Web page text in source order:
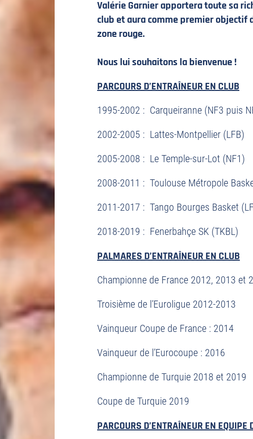
Valérie Garnier apportera toute sa
club et aura comme premier objectif
zone rouge.
Nous lui souhaitons la bienvenue !
PARCOURS D’ENTRAÎNEUR EN CLUB
1995-2002 : Carqueiranne (NF3 puis
2002-2005 : Lattes-Montpellier (LFB)
2005-2008 : Le Temple-sur-Lot (NF1)
2008-2011 : Toulouse Métropole
2011-2017 : Tango Bourges Basket
2018-2019 : Fenerbahçe SK (TKBL)
PALMARES D’ENTRAÎNEUR EN CLUB
Championne de France 2012, 2013 et
Troisième de l’Euroligue 2012-2013
Vainqueur Coupe de France : 2014
Vainqueur de l’Eurocoupe : 2016
Championne de Turquie 2018 et 2019
Coupe de Turquie 2019
PARCOURS D’ENTRAÎNEUR EN EQUIPE